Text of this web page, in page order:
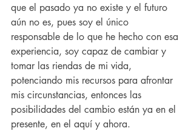
que el pasado ya no existe y el futuro
aún no es, pues soy el único
responsable de lo que he hecho con esa
experiencia, soy capaz de cambiar y
tomar las riendas de mi vida,
potenciando mis recursos para afrontar
mis circunstancias, entonces las
posibilidades del cambio están ya en el
presente, en el aquí y ahora.